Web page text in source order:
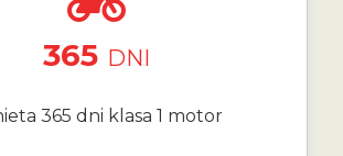
365 DNI
365 dni klasa 1 motor